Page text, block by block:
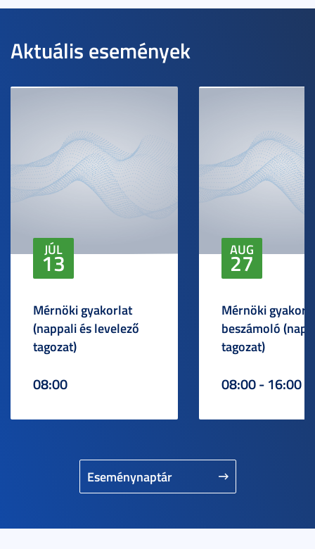
Aktuális események
Eseménynaptár
JÚL
13
Mérnöki gyakorlat
(nappali és levelező
tagozat)
08:00
AUG
27
Mérnöki
beszámoló
tagozat)
08:00 - 16:00